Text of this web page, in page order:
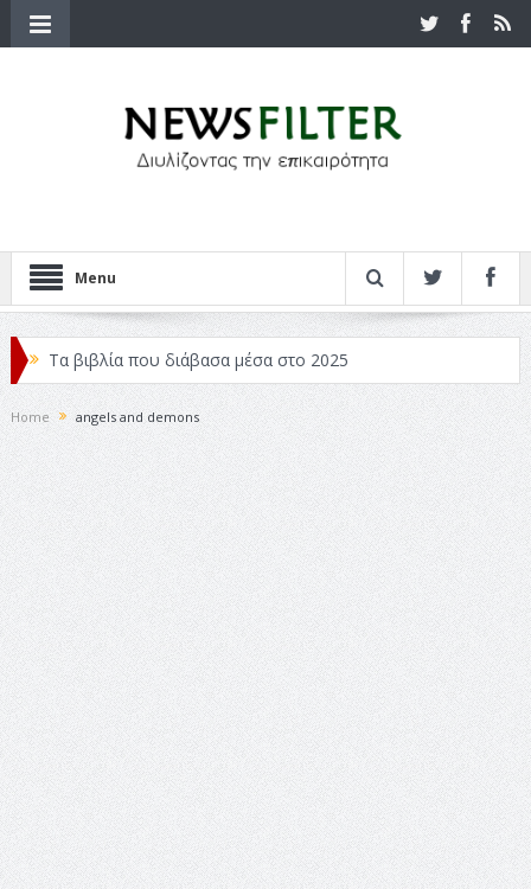
Menu
Τα βιβλία που διάβασα μέσα στο 2025
Κριτικές ταινιών: Ο Ντι Κάπριο και ο Λάνθιμος
Σχεδιασμός που «Μιλάει» Χωρίς Λέξεις
Σπιρτόκουτο: η απόλυτη αντισυμβατική καλοκαιρινή
ταινία
Το Top 5 της εβδομάδας #517
Το νουάρ στον ελληνικό κινηματογράφο
Η Φροντίδα Έχει Πολλές Μορφές: Κι Όλες Σε Αφορούν
Τρία Βήματα Μπροστά για Σένα και την Επιχείρησή σου
Όψεις και Απόψεις
Αξίζει άραγε?
Home angels and demons